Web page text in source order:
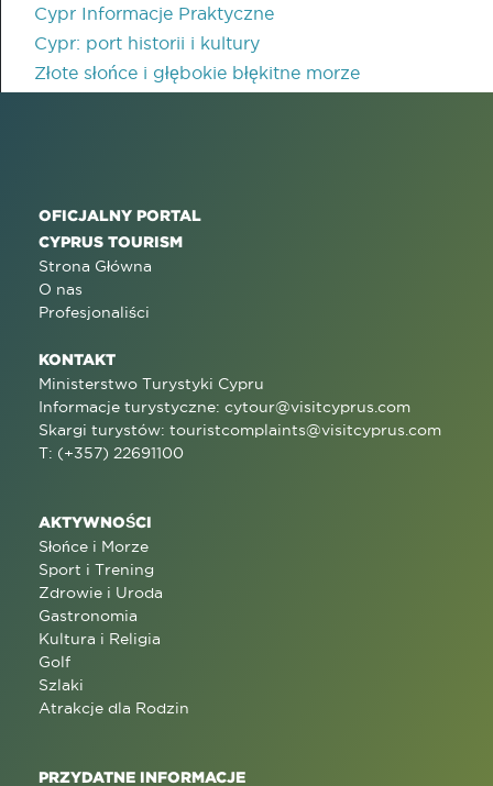
Cypr Informacje Praktyczne
Cypr: port historii i kultury
Złote słońce i głębokie błękitne morze
OFICJALNY PORTAL
CYPRUS TOURISM
Strona Główna
O nas
Profesjonaliści
KONTAKT
Ministerstwo Turystyki Cypru
Informacje turystyczne: cytour@visitcyprus.com
Skargi turystów: touristcomplaints@visitcyprus.com
T: (+357) 22691100
AKTYWNOŚCI
Słońce i Morze
Sport i Trening
Zdrowie i Uroda
Gastronomia
Kultura i Religia
Golf
Szlaki
Atrakcje dla Rodzin
PRZYDATNE INFORMACJE